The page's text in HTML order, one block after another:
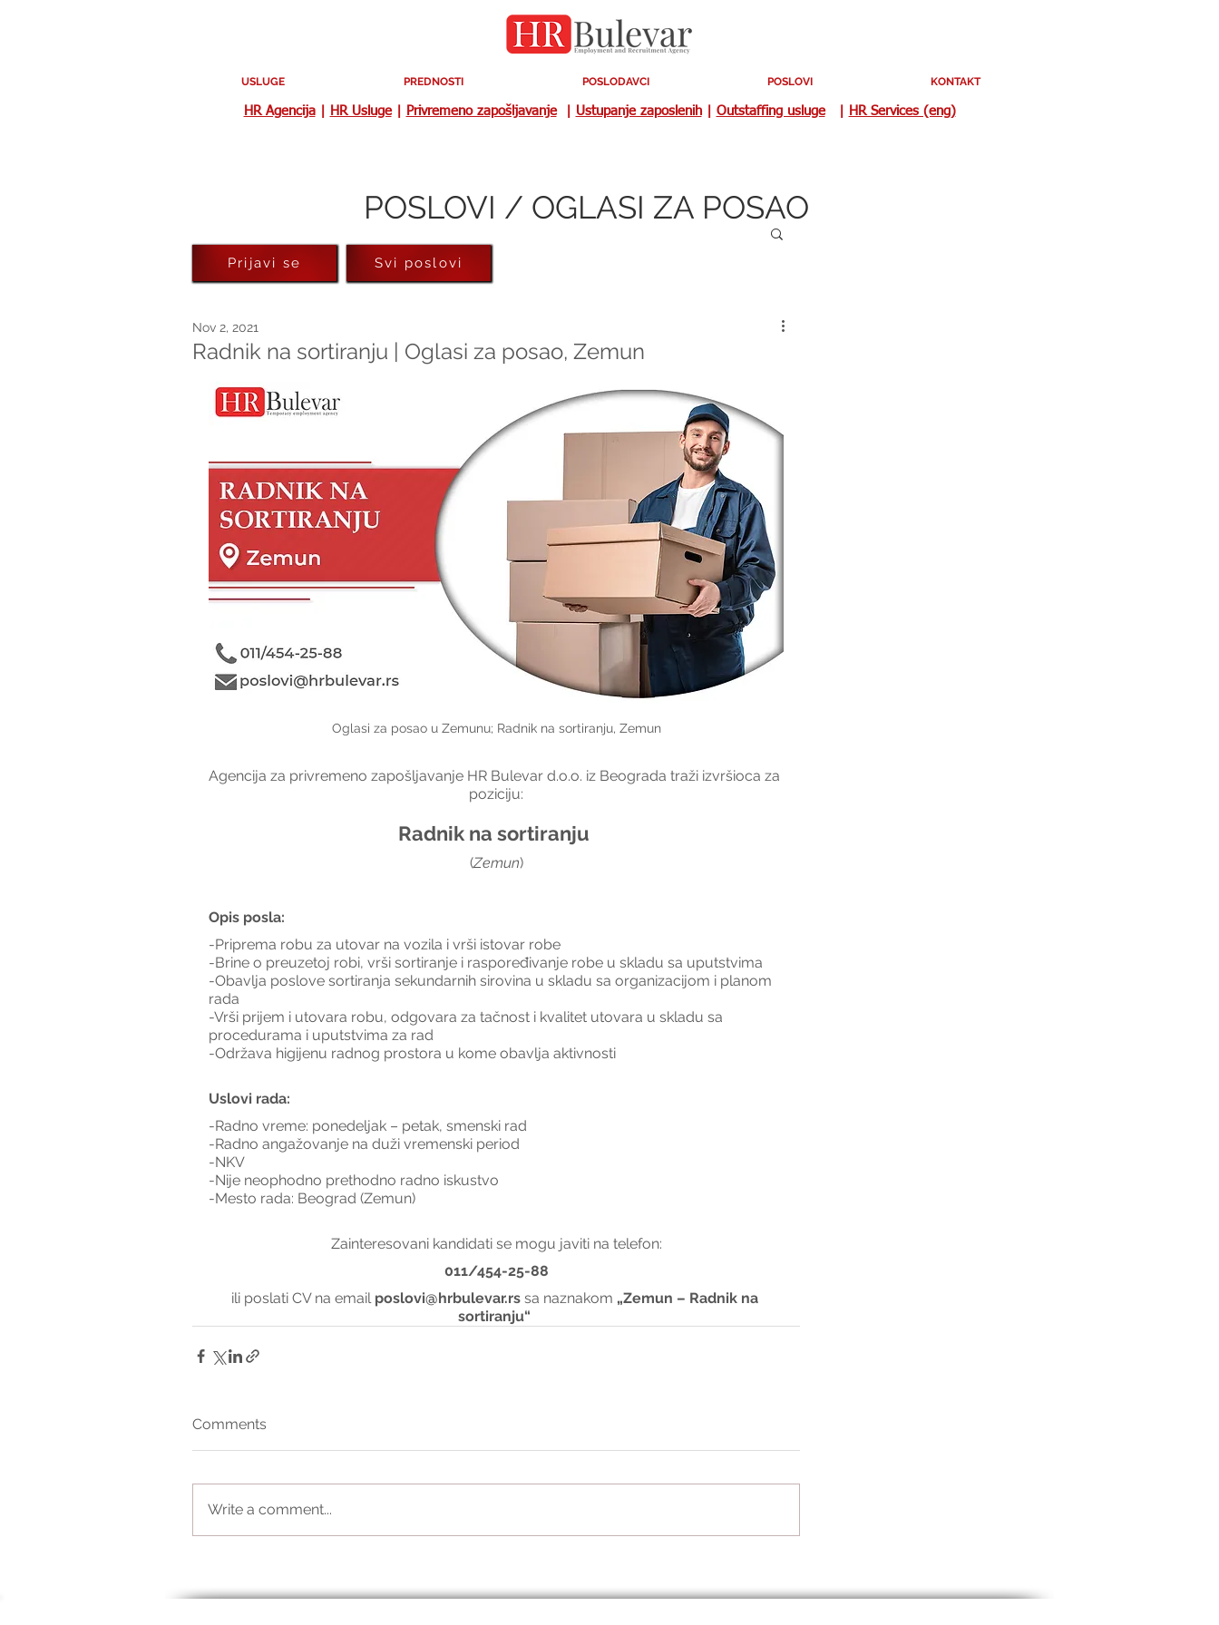
USLUGE PREDNOSTI POSLODAVCI POSLOVI KONTAKT
HR Agencija| HR Usluge| Privremeno zapošljavanje| Ustupanje zaposlenih| Outstaffing usluge| HR Services (eng)
POSLOVI / OGLASI ZA POSAO
Radnik na sortiranju | Oglasi za posao, Zemun
Nov 2, 2021
Oglasi za posao u Zemunu; Radnik na sortiranju, Zemun
Agencija za privremeno zapošljavanje HR Bulevar d.o.o. iz Beograda traži izvršioca za
poziciju:
Radnik na sortiranju
(Zemun)
Opis posla:
-Priprema robu za utovar na vozila i vrši istovar robe
-Brine o preuzetoj robi, vrši sortiranje i raspoređivanje robe u skladu sa uputstvima
-Obavlja poslove sortiranja sekundarnih sirovina u skladu sa organizacijom i planom
rada
-Vrši prijem i utovara robu, odgovara za tačnost i kvalitet utovara u skladu sa
procedurama i uputstvima za rad
-Održava higijenu radnog prostora u kome obavlja aktivnosti
Uslovi rada:
-Radno vreme: ponedeljak – petak, smenski rad
-Radno angažovanje na duži vremenski period
-NKV
-Nije neophodno prethodno radno iskustvo
-Mesto rada: Beograd (Zemun)
Zainteresovani kandidati se mogu javiti na telefon:
011/454-25-88
ili poslati CV na email poslovi@hrbulevar.rs sa naznakom „Zemun – Radnik na
sortiranju“
Comments
Write a comment...
Prijavi se Svi poslovi